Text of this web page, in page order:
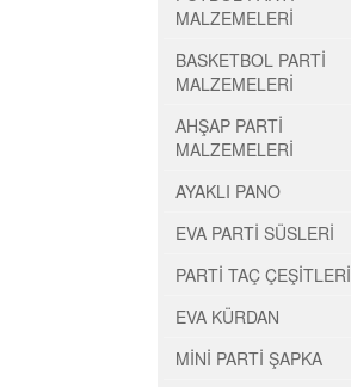
MALZEMELERİ
BASKETBOL PARTİ
MALZEMELERİ
AHŞAP PARTİ
MALZEMELERİ
AYAKLI PANO
EVA PARTİ SÜSLERİ
PARTİ TAÇ ÇEŞİTLERİ
EVA KÜRDAN
MİNİ PARTİ ŞAPKA